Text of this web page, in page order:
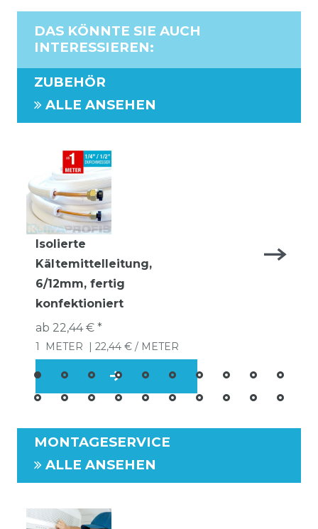
DAS KÖNNTE SIE AUCH
INTERESSIEREN:
ZUBEHÖR
ALLE ANSEHEN
Isolierte
Kältemittelleitung,
6/12mm, fertig
konfektioniert
ab 22,44 € *
1 METER | 22,44 € / METER
MONTAGESERVICE
ALLE ANSEHEN